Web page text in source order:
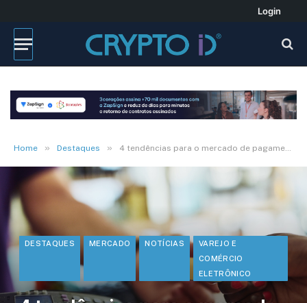
Login
Home » Destaques » 4 tendências para o mercado de pagamentos em 2023
DESTAQUES MERCADO NOTÍCIAS
VAREJO E
COMÉRCIO
ELETRÔNICO